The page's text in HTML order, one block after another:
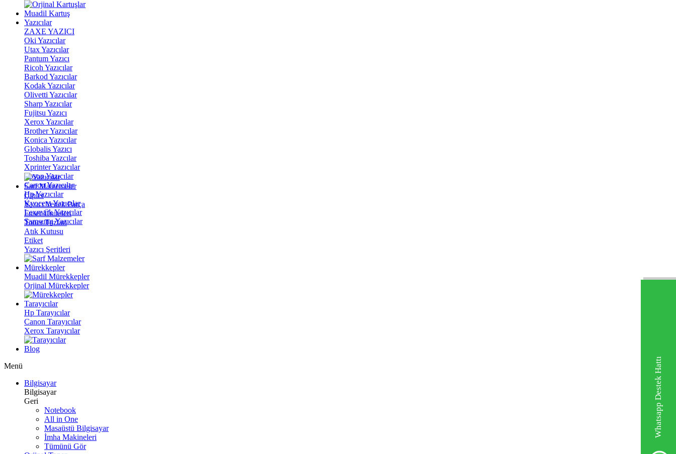
Whatsapp Destek Hattı
Muadil Kartuş
Yazıcılar
ZAXE YAZICI
Oki Yazıcılar
Utax Yazıcılar
Pantum Yazıcı
Ricoh Yazıcılar
Barkod Yazıcılar
Kodak Yazıcılar
Olivetti Yazıcılar
Sharp Yazıcılar
Fujitsu Yazıcı
Xerox Yazıcılar
Brother Yazıcılar
Konica Yazıcılar
Globalis Yazıcı
Toshiba Yazcılar
Xprinter Yazıcılar
Epson Yazıcılar
Canon Yazıcılar
Hp Yazıcılar
Kyocera Yazıcılar
Lexmark Yazıcılar
Samsung Yazıcılar
Sarf Malzemeler
Çipler
Yazıcı Yedek Parça
Fuser Üniteleri
Toner Tozları
Atık Kutusu
Etiket
Yazıcı Şeritleri
Mürekkepler
Muadil Mürekkepler
Orjinal Mürekkepler
Tarayıcılar
Hp Tarayıcılar
Canon Tarayıcılar
Xerox Tarayıcılar
Blog
Menü
Bilgisayar
Bilgisayar
Geri
Notebook
All in One
Masaüstü Bilgisayar
İmha Makineleri
Tümünü Gör